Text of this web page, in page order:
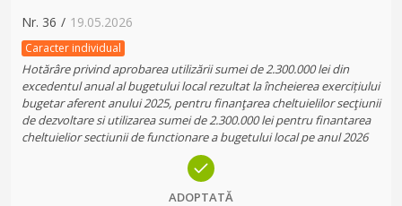
Nr. 36 / 19.05.2026
Caracter individual
Hotărâre privind aprobarea utilizării sumei de 2.300.000 lei din
excedentul anual al bugetului local rezultat la încheierea exercițiului
bugetar aferent anului 2025, pentru finanţarea cheltuielilor secţiunii
de dezvoltare si utilizarea sumei de 2.300.000 lei pentru finantarea
cheltuielior sectiunii de functionare a bugetului local pe anul 2026
ADOPTATĂ